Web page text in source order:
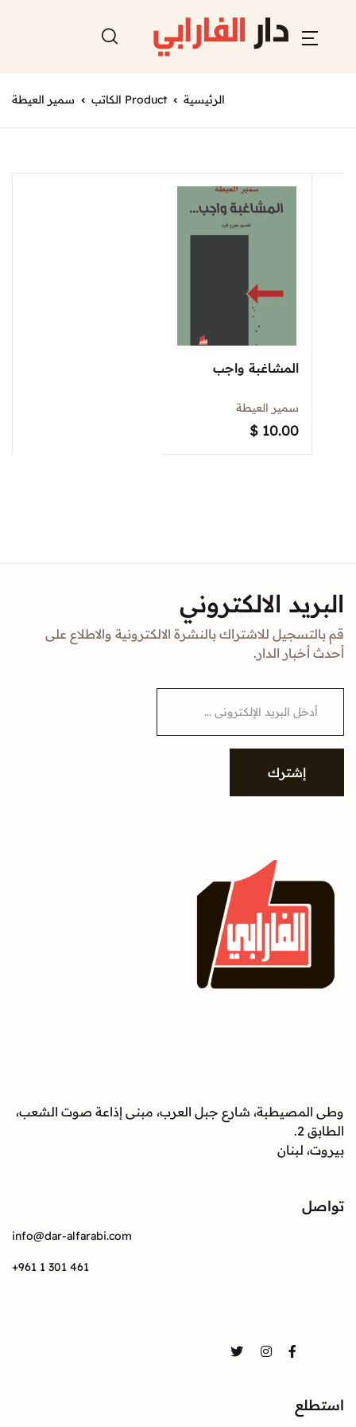
الرئيسية Product الكاتب سمير العيطة
المشاغبة واجب
سمير العيطة
$ 10.00
البريد الالكتروني
قم بالتسجيل للاشتراك بالنشرة الالكترونية والاطلاع على
أحدث أخبار الدار.
i
إشترك
وطى المصيطبة، شارع جبل العرب، مبنى إذاعة صوت الشعب،
الطابق 2.
بيروت، لبنان
تواصل
info@dar-alfarabi.com
+961 1 301 461
Facebook
Instagram
Twitter
استطلع